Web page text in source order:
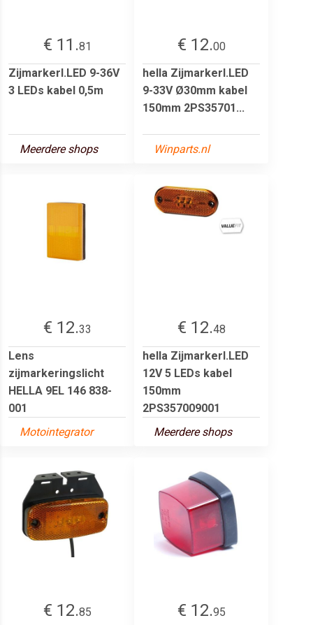
€ 11.81
Zijmarkerl.LED 9-36V
3 LEDs kabel 0,5m
Meerdere shops
€ 12.00
hella Zijmarkerl.LED
9-33V Ø30mm kabel
150mm 2PS35701...
Winparts.nl
€ 12.33
Lens
zijmarkeringslicht
HELLA 9EL 146 838-
001
Motointegrator
€ 12.48
hella Zijmarkerl.LED
12V 5 LEDs kabel
150mm
2PS357009001
Meerdere shops
€ 12.85
€ 12.95